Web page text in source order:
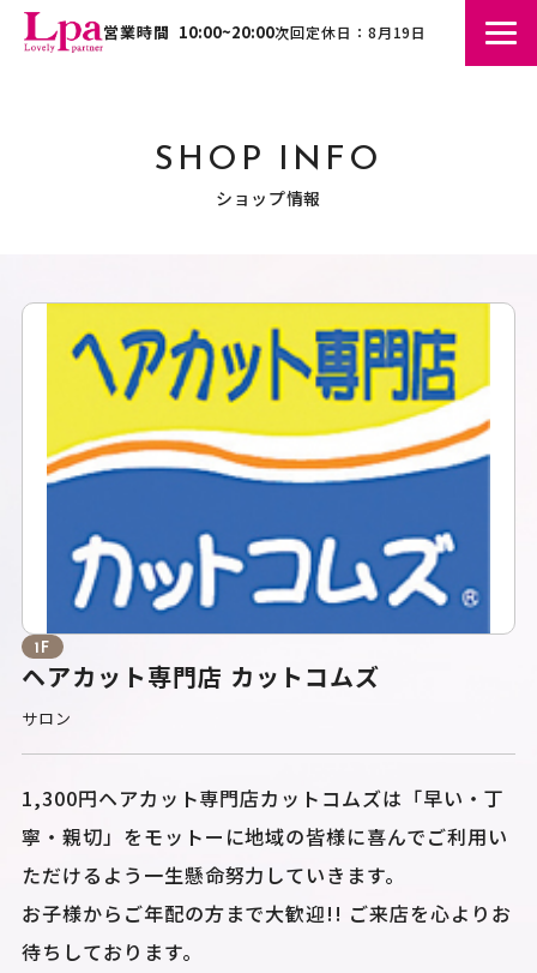
営業時間 10:00~20:00次回定休日：8月19日
SHOP INFO
ショップ情報
ヘアカット専門店 カットコムズ
サロン
1F
1,300円ヘアカット専門店カットコムズは「早い・丁
寧・親切」をモットーに地域の皆様に喜んでご利用い
ただけるよう一生懸命努力していきます。
お子様からご年配の方まで大歓迎!! ご来店を心よりお
待ちしております。